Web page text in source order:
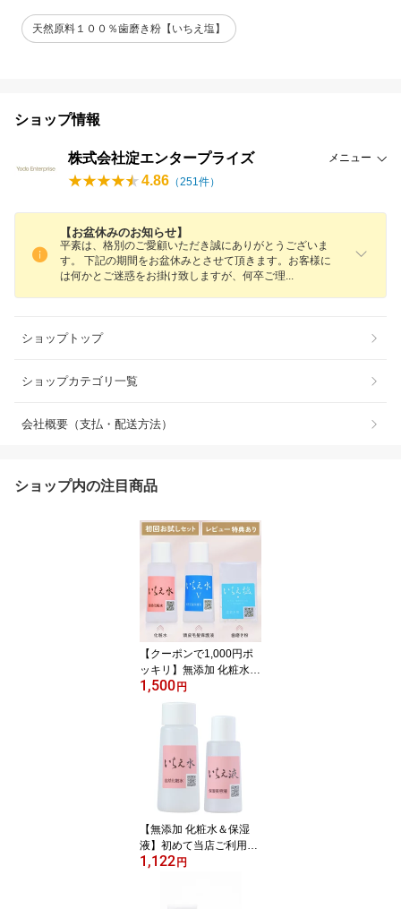
天然原料１００％歯磨き粉【いちえ塩】
ショップ情報
株式会社淀エンタープライズ メニュー
4.86 （251件）
【お盆休みのお知らせ】
平素は、格別のご愛顧いただき誠にありがとうございま
す。 下記の期間をお盆休みとさせて頂きます。お客様に
は何かとご迷惑をお掛け致しますが、何卒ご理
ショップトップ
ショップカテゴリ一覧
会社概要（支払・配送方法）
ショップ内の注目商品
【クーポンで1,000円ポ
ッキリ】無添加 化粧水＆
頭皮毛髪保護液＆歯磨き
粉【初回限定・送料無
料】いちえ水3・いちえ
1,500 円
【無添加 化粧水＆保湿
液】初めて当店ご利用の
方限定【送料無料】いち
1,122 円